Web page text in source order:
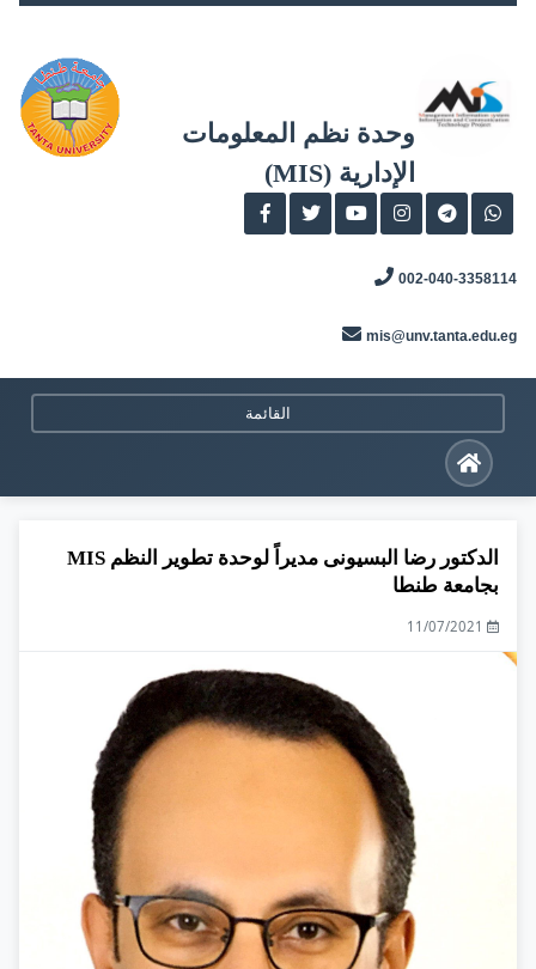
وحدة نظم المعلومات
الإدارية (MIS)
002-040-3358114
mis@unv.tanta.edu.eg
القائمة
الدكتور رضا البسيونى مديراً لوحدة تطوير النظم MIS
بجامعة طنطا
11/07/2021